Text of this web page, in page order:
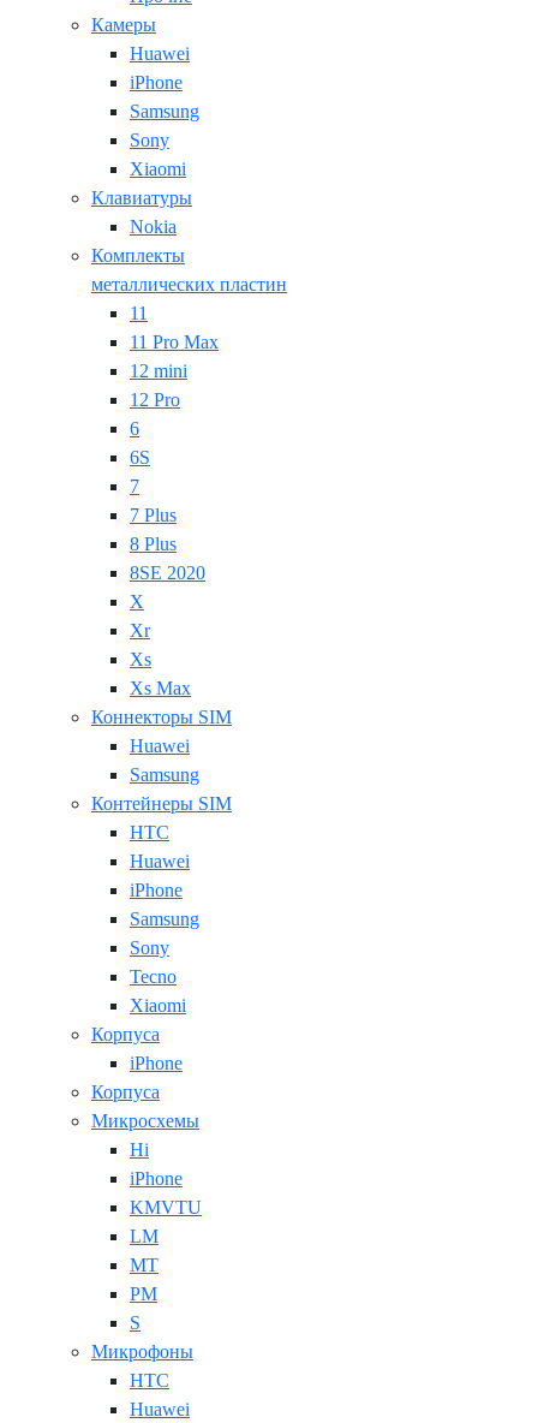
Камеры
Huawei
iPhone
Samsung
Sony
Xiaomi
Клавиатуры
Nokia
Комплекты
металлических пластин
11
11 Pro Max
12 mini
12 Pro
6
6S
7
7 Plus
8 Plus
8SE 2020
X
Xr
Xs
Xs Max
Коннекторы SIM
Huawei
Samsung
Контейнеры SIM
HTC
Huawei
iPhone
Samsung
Sony
Tecno
Xiaomi
Корпуса
iPhone
Корпуса
Микросхемы
Hi
iPhone
KMVTU
LM
MT
PM
S
Микрофоны
HTC
Huawei